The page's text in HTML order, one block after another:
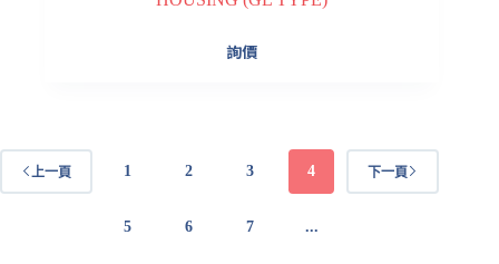
詢價
上一頁 1 2 3 4
5 6 7 ...
下一頁